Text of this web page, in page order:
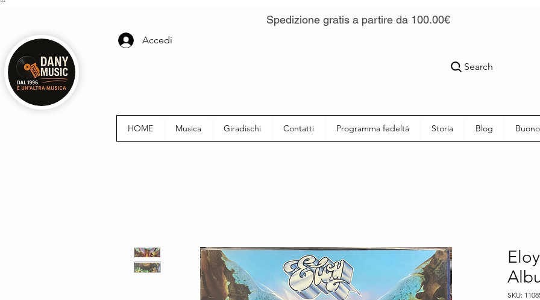
```
Spedizione gratis a partire da 100.00€
Accedi
Search
HOME Musica Giradischi Contatti Programma fedeltà Storia Blog
SKU: